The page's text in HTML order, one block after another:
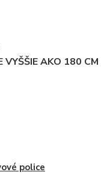
VYŠŠIE AKO 180
police